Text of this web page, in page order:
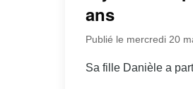
ans
Publié le mercredi 20
Sa fille Danièle a